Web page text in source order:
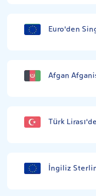
Euro'den
Afgan
Türk
İngiliz